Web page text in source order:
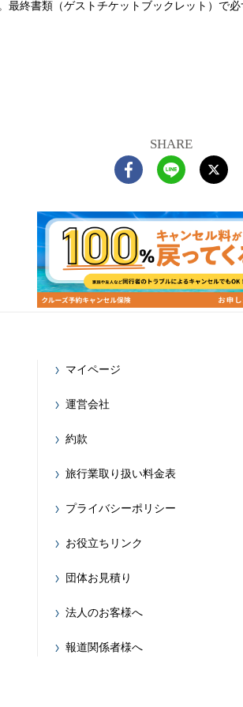
終書類（ゲストチケットブックレット）で必
SHARE
マイページ
運営会社
約款
旅行業取り扱い料金表
プライバシーポリシー
お役立ちリンク
団体お見積り
法人のお客様へ
報道関係者様へ